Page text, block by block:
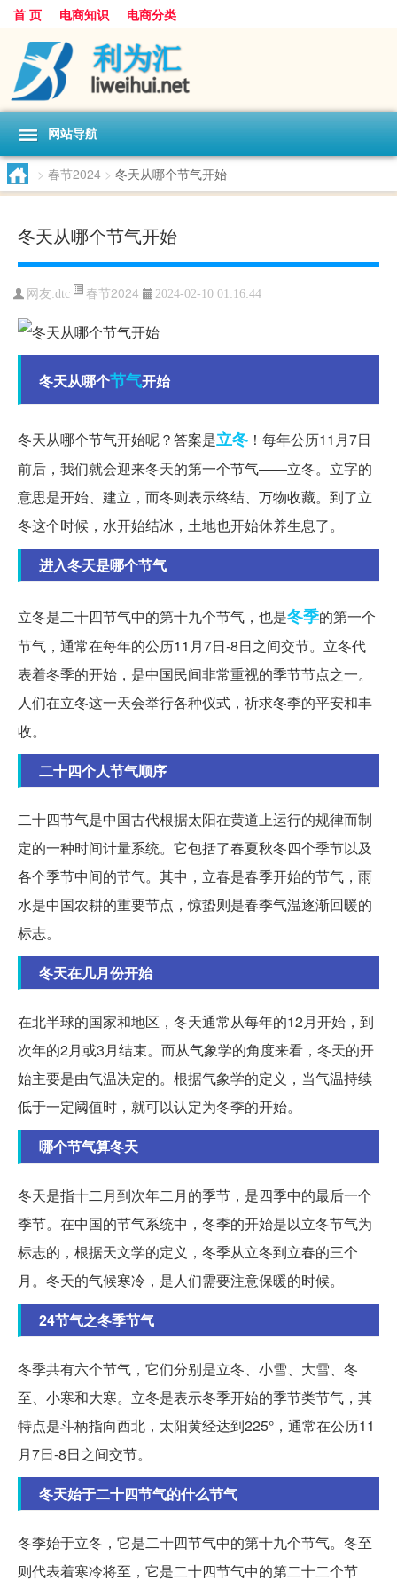
首 页 电商知识 电商分类
网站导航
> 春节2024 > 冬天从哪个节气开始
冬天从哪个节气开始
网友:dtc 春节2024 2024-02-10 01:16:44
冬天从哪个节气开始
冬天从哪个节气开始呢？答案是立冬 ！每年公历11月7日
前后，我们就会迎来冬天的第一个节气——立冬。立字的
意思是开始、建立，而冬则表示终结、万物收藏。到了立
冬这个时候，水开始结冰，土地也开始休养生息了。
进入冬天是哪个节气
立冬是二十四节气中的第十九个节气，也是冬季的第一个
节气，通常在每年的公历11月7日-8日之间交节。立冬代
表着冬季的开始，是中国民间非常重视的季节节点之一。
人们在立冬这一天会举行各种仪式，祈求冬季的平安和丰
收。
二十四个人节气顺序
二十四节气是中国古代根据太阳在黄道上运行的规律而制
定的一种时间计量系统。它包括了春夏秋冬四个季节以及
各个季节中间的节气。其中，立春是春季开始的节气，雨
水是中国农耕的重要节点，惊蛰则是春季气温逐渐回暖的
标志。
冬天在几月份开始
在北半球的国家和地区，冬天通常从每年的12月开始，到
次年的2月或3月结束。而从气象学的角度来看，冬天的开
始主要是由气温决定的。根据气象学的定义，当气温持续
低于一定阈值时，就可以认定为冬季的开始。
哪个节气算冬天
冬天是指十二月到次年二月的季节，是四季中的最后一个
季节。在中国的节气系统中，冬季的开始是以立冬节气为
标志的，根据天文学的定义，冬季从立冬到立春的三个
月。冬天的气候寒冷，是人们需要注意保暖的时候。
24节气之冬季节气
冬季共有六个节气，它们分别是立冬、小雪、大雪、冬
至、小寒和大寒。立冬是表示冬季开始的季节类节气，其
特点是斗柄指向西北，太阳黄经达到225°，通常在公历11
月7日-8日之间交节。
冬天始于二十四节气的什么节气
冬季始于立冬，它是二十四节气中的第十九个节气。冬至
则代表着寒冷将至，它是二十四节气中的第二十二个节